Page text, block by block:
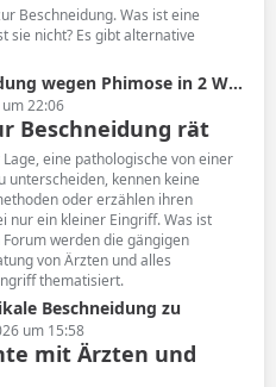
Beschneidung. Was ist eine
sie nicht? Es gibt alternative
wegen Phimose in 2 Wochen
um 22:06
Beschneidung rät
eine pathologische von einer
unterscheiden, kennen keine
oder erzählen ihren
nur ein kleiner Eingriff. Was ist
werden die gängigen
von Ärzten und alles
thematisiert.
Beschneidung zu
um 15:58
mit Ärzten und